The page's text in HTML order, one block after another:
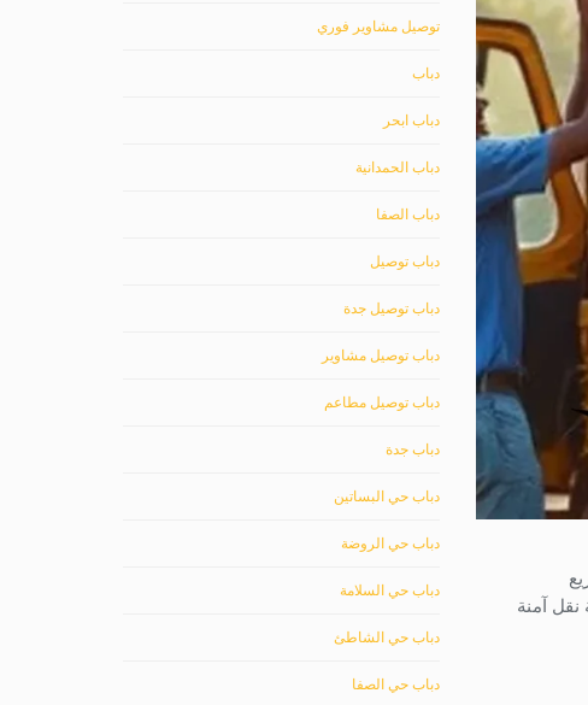
نقل آمنة
توصيل مشاوير فوري
دباب
دباب ابحر
دباب الحمدانية
دباب الصفا
دباب توصيل
دباب توصيل جدة
دباب توصيل مشاوير
دباب توصيل مطاعم
دباب جدة
دباب حي البساتين
دباب حي الروضة
دباب حي السلامة
دباب حي الشاطئ
دباب حي الصفا